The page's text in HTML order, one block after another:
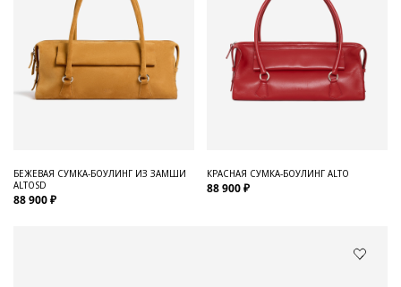
БЕЖЕВАЯ СУМКА-БОУЛИНГ ИЗ ЗАМШИ
ALTOSD
88 900 ₽
КРАСНАЯ СУМКА-БОУЛИНГ ALTO
88 900 ₽